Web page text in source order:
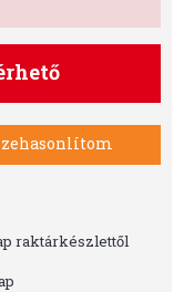
raktárkészlettől